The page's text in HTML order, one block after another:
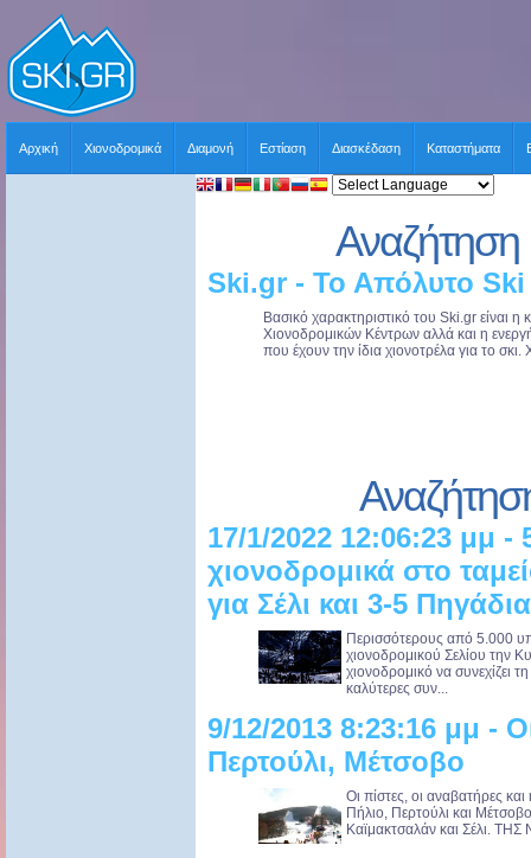
Αρχική Χιονοδρομικά Διαμονή Εστίαση Διασκέδαση Καταστήματα
Αναζήτηση
Ski.gr - Το Απόλυτο
Βασικό χαρακτηριστικό του Ski.gr είναι
Χιονοδρομικών Κέντρων αλλά και η
που έχουν την ίδια χιονοτρέλα για το σκι.
17/1/2022 12:06:23 μμ -
χιονοδρομικά στο
για Σέλι και 3-5
Περισσότερους από 5.000
χιονοδρομικού Σελίου την
χιονοδρομικό να συνεχίζει
καλύτερες συν...
9/12/2013 8:23:16 μμ -
Περτούλι, Μέτσοβο
Οι πίστες, οι αναβατήρες
Πήλιο, Περτούλι και
Καϊμακτσαλάν και Σέλι.